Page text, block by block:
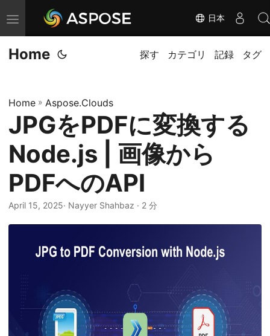
ナ
ビ
ゲ
ョ
切
り
替
え
日本
Home 探す カテゴリ 記録 タグ
Home » Aspose.Clouds
JPGをPDFに変換する
Node.js | 画像から
PDFへのAPI
April 15, 2025· Nayyer Shahbaz · 2 分